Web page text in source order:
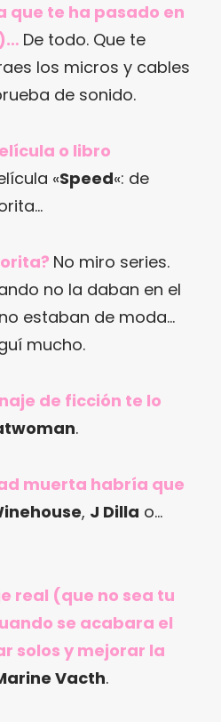
que te ha pasado en
De todo. Que te
los micros y cables
de sonido.
o libro
«Speed«: de
No miro series.
no la daban en el
estaban de moda…
mucho.
de ficción te lo
.
muerta habría que
, J Dilla o…
real (que no sea tu
se acabara el
solos y mejorar la
Vacth.